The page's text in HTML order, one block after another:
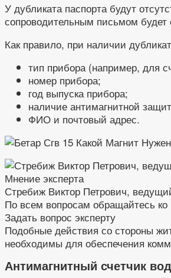
У дубликата паспорта будут
сопроводительным письмом будет
Как правило, при наличии
тип прибора (например,
номер прибора;
год выпуска прибора;
наличие антимагнитной
ФИО и почтовый адрес.
Мнение эксперта
Стребиж Виктор Петрович,
По всем вопросам обращайтесь ко
Задать вопрос эксперту
Подобные действия со стороны
необходимы для обеспечения
Антимагнитный счетчик